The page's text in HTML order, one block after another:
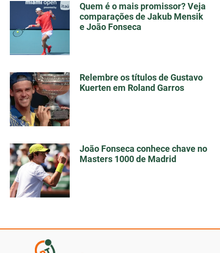
Quem é o mais promissor? Veja
comparações de Jakub Mensik
e João Fonseca
Relembre os títulos de Gustavo
Kuerten em Roland Garros
João Fonseca conhece chave no
Masters 1000 de Madrid